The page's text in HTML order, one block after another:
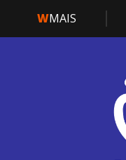
WMAIS